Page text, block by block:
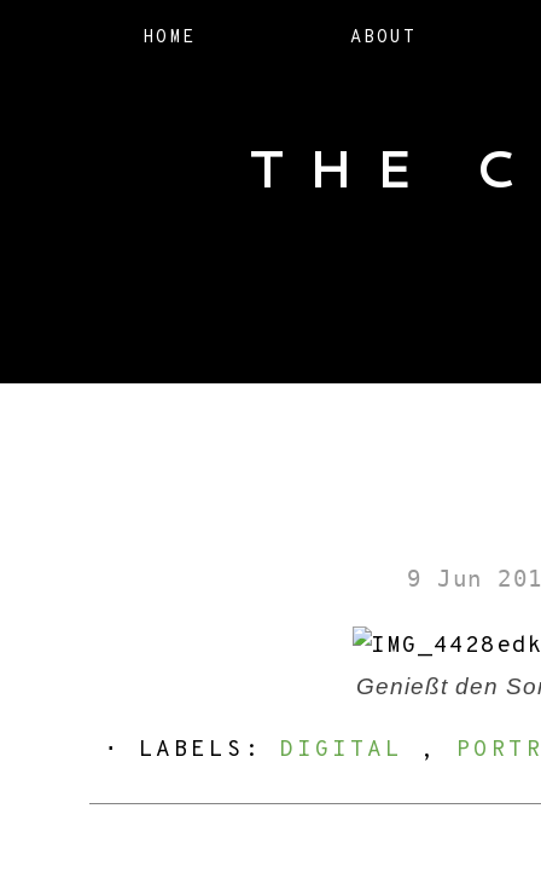
HOME ABOUT
THE
9 Jun
Genießt den
⋅ LABELS: DIGITAL ,